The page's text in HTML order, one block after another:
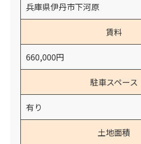
兵庫県伊丹市下河原
賃料
660,000円
駐車スペース
有り
土地面積